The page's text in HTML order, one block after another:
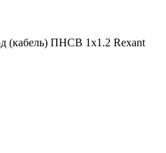
(кабель) ПНСВ 1х1.2 Rexant